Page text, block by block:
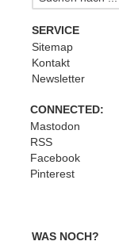
SERVICE
Sitemap
Kontakt
Newsletter
CONNECTED:
Mastodon
RSS
Facebook
Pinterest
WAS NOCH?